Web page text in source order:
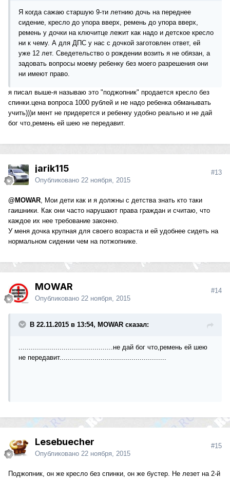
Я когда сажаю старшую 9-ти летнию дочь на переднее
сидение, кресло до упора вверх, ремень до упора вверх,
ремень у дочки на ключитце лежит как надо и детское кресло
ни к чему. А для ДПС у нас с дочкой заготовлен ответ, ей
уже 12 лет. Сведетельство о рождении возить я не обязан, а
задовать вопросы моему ребенку без моего разрешения они
ни имеют право.
я писал выше-я называю это "поджопник" продается кресло без
спинки.цена вопроса 1000 рублей и не надо ребенка обманывать
учить)))и мент не придерется и ребенку удобно реально и не дай
бог что,ремень ей шею не передавит.
jarik115
Опубликовано 22 ноября, 2015
#13
@MOWAR, Мои дети как и я должны с детства знать кто таки
гаишники. Как они часто нарушают права граждан и считаю, что
каждое их нее требование законно.
У меня дочка крупная для своего возраста и ей удобнее сидеть на
нормальном сидении чем на потжопнике.
MOWAR
Опубликовано 22 ноября, 2015
#14
В 22.11.2015 в 13:54, MOWAR сказал:
..............................................не дай бог что,ремень ей шею
не передавит....................................................
Lesebuecher
Опубликовано 22 ноября, 2015
#15
Поджопник, он же кресло без спинки, он же бустер. Не лезет на 2-й